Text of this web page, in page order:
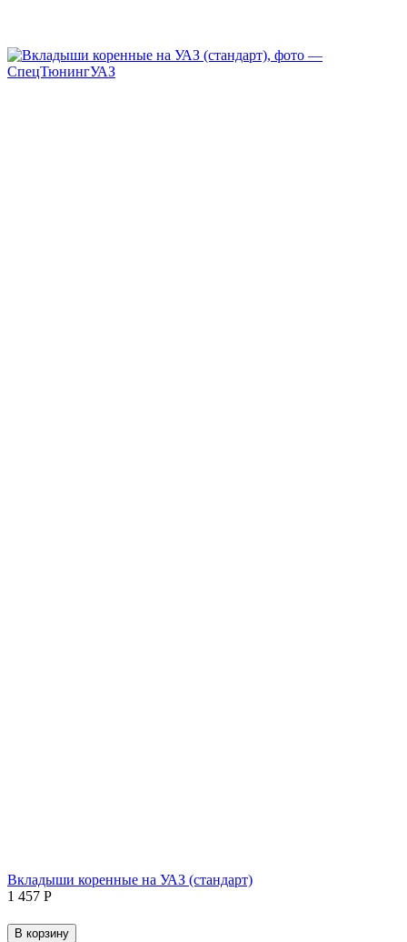
Вкладыши коренные на УАЗ (стандарт)
1 457 Р
В корзину